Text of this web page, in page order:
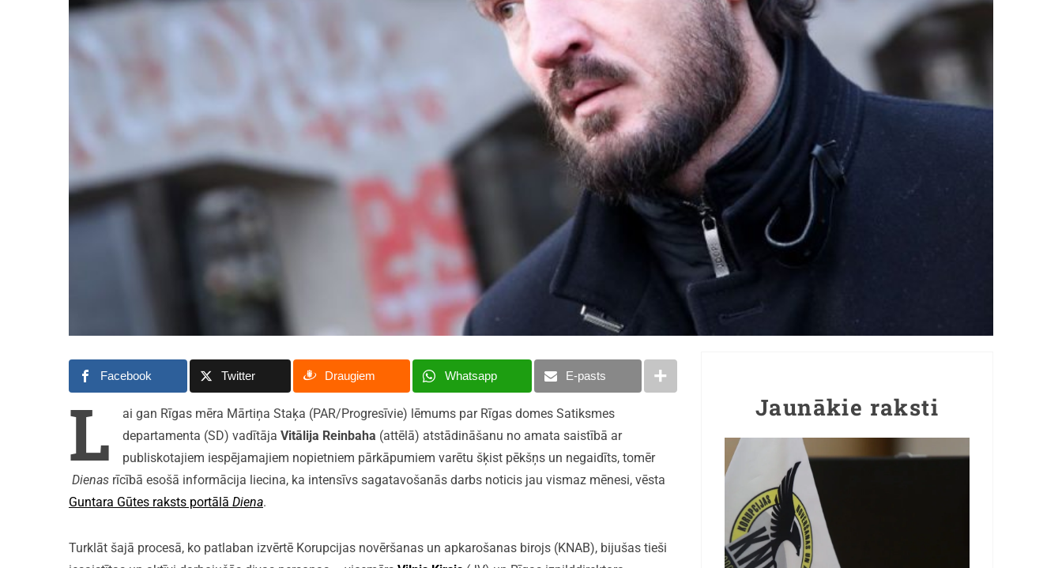
Facebook Twitter Draugiem Whatsapp E-pasts
L
ai gan Rīgas mēra Mārtiņa Staķa (PAR/Progresīvie) lēmums par Rīgas domes Satiksmes
departamenta (SD) vadītāja Vitālija Reinbaha (attēlā) atstādināšanu no amata saistībā ar
publiskotajiem iespējamajiem nopietniem pārkāpumiem varētu šķist pēkšņs un negaidīts, tomēr
Dienas rīcībā esošā informācija liecina, ka intensīvs sagatavošanās darbs noticis jau vismaz mēnesi, vēsta
Guntara Gūtes raksts portālā Diena.
Turklāt šajā procesā, ko patlaban izvērtē Korupcijas novēršanas un apkarošanas birojs (KNAB), bijušas tieši
Jaunākie raksti